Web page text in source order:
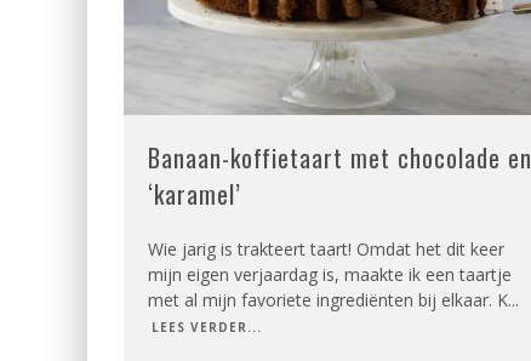
Banaan-koffietaart met chocolade en
‘karamel’
Wie jarig is trakteert taart! Omdat het dit keer
mijn eigen verjaardag is, maakte ik een taartje
met al mijn favoriete ingrediënten bij elkaar. K...
LEES VERDER...